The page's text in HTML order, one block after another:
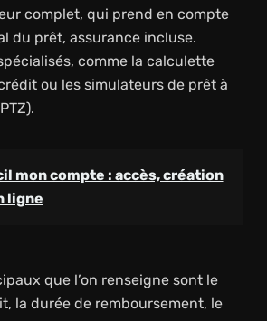
complet, qui prend en compte
du prêt, assurance incluse.
comme la calculette
ou les simulateurs de prêt à
mon compte : accès, création
ligne
que l’on renseigne sont le
la durée de remboursement, le